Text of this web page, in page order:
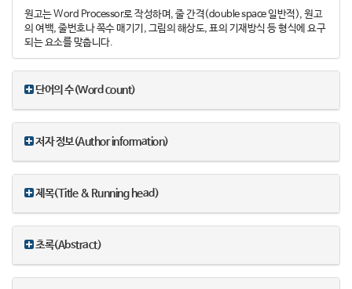
원고는 Word Processor로 작성하며, 줄 간격(double space 일반적), 원고
의 여백, 줄번호나 쪽수 매기기, 그림의 해상도, 표의 기재방식 등 형식에 요구
되는 요소를 맞춥니다.
단어의 수(Word count)
저자 정보(Author information)
제목(Title & Running head)
초록(Abstract)